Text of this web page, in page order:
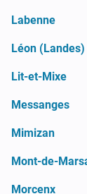
Labenne
Léon (Landes)
Lit-et-Mixe
Messanges
Mimizan
Mont-de-
Morcenx